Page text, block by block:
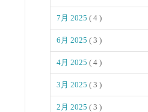
7月 2025 ( 4 )
6月 2025 ( 3 )
4月 2025 ( 4 )
3月 2025 ( 3 )
2月 2025 ( 3 )